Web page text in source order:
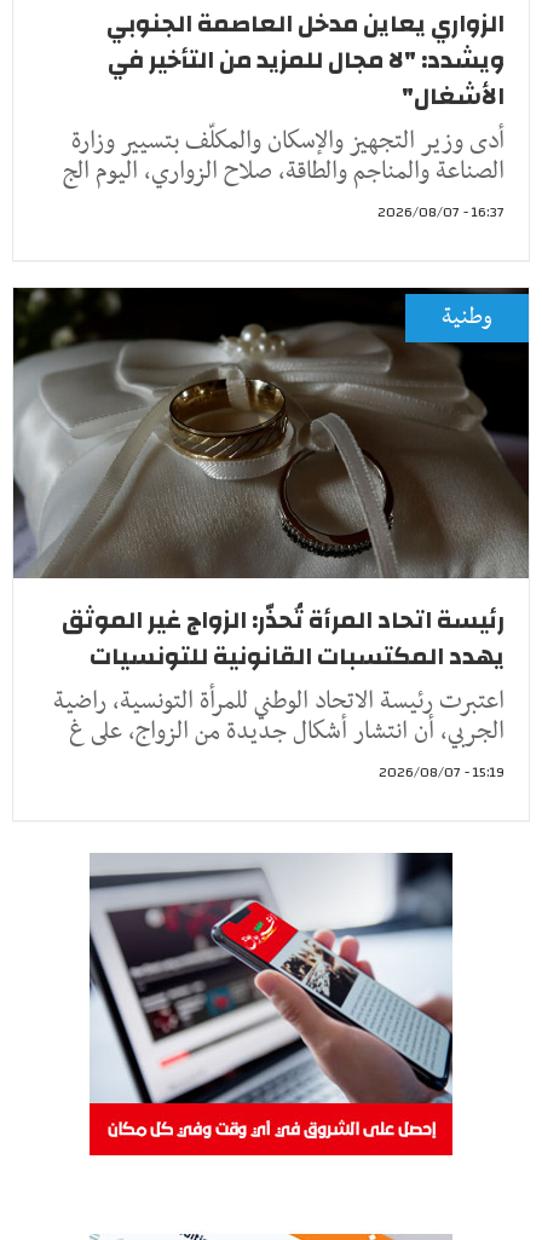
الزواري يعاين مدخل العاصمة الجنوبي
ويشدد: "لا مجال للمزيد من التأخير في
الأشغال"
أدى وزير التجهيز والإسكان والمكلّف بتسيير وزارة
الصناعة والمناجم والطاقة، صلاح الزواري، اليوم الج
16:37 - 2026/08/07
وطنية
رئيسة اتحاد المرأة تُحذّر: الزواج غير الموثق
يهدد المكتسبات القانونية للتونسيات
اعتبرت رئيسة الاتحاد الوطني للمرأة التونسية، راضية
الجربي، أن انتشار أشكال جديدة من الزواج، على غ
15:19 - 2026/08/07